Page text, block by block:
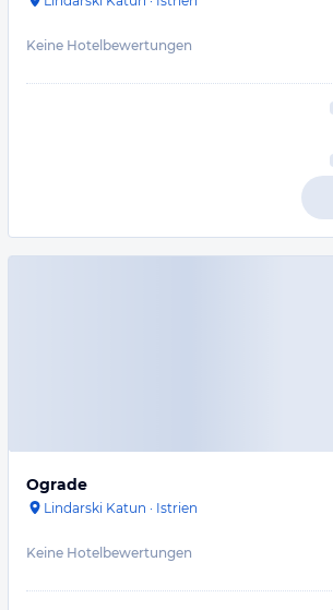
Keine Hotelbewertungen
Ograde
Lindarski Katun · Istrien
Keine Hotelbewertungen